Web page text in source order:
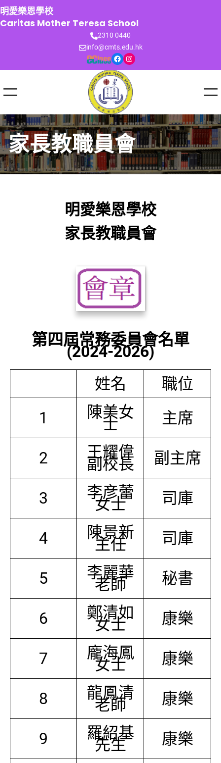
跳
至
主
明愛樂恩學校
Caritas Mother Teresa School
2310 0440
info@cmts.edu.hk
Facebook Instagram
家長教職員會
明愛樂恩學校
家長教職員會
第四屆常務委員會名單
(2024-2026)
姓名
職位
1
陳美女
士 主席
2 王耀偉
副校長 副主席
3 李彦蕾
女士 司庫
4 陳景新
主任 司庫
5 李麗華
老師 秘書
6 鄭清如
女士 康樂
7 龐海鳳
女士 康樂
8 龍鳳清
老師 康樂
9 羅紹基
先生 康樂